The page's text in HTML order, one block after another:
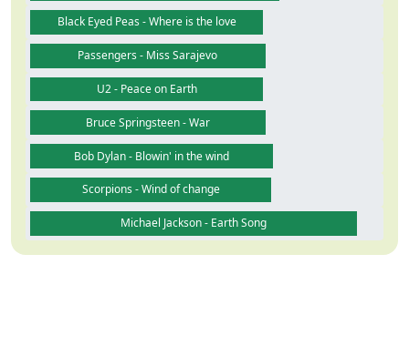
Black Eyed Peas - Where is the love
Passengers - Miss Sarajevo
U2 - Peace on Earth
Bruce Springsteen - War
Bob Dylan - Blowin' in the wind
Scorpions - Wind of change
Michael Jackson - Earth Song